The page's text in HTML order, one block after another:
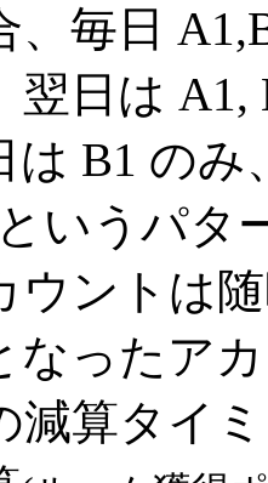
、毎日
翌日は
は B1 のみ
いうパタ
ウントは
なったア
減算タイ